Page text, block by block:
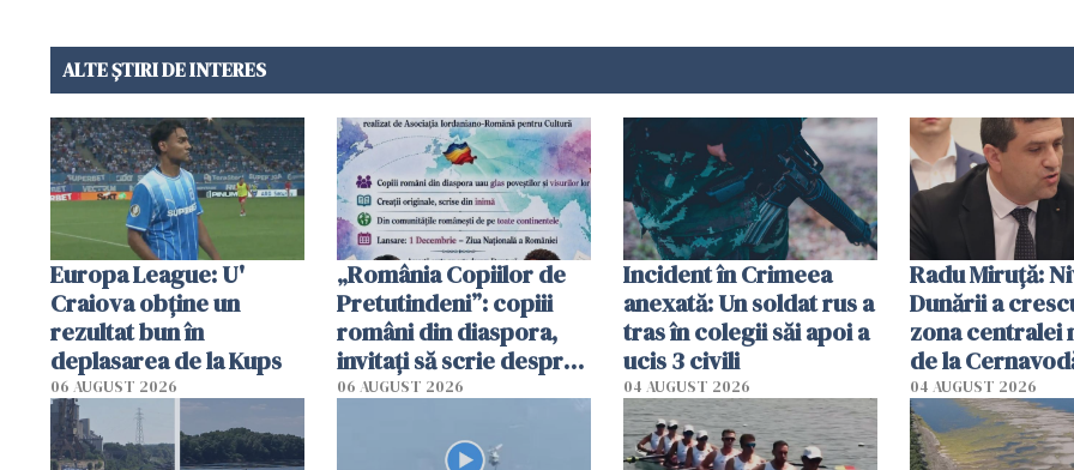
ALTE ȘTIRI DE INTERES
Europa League: U'
Craiova obține un
rezultat bun în
deplasarea de la Kups
06 AUGUST 2026
„România Copiilor de
Pretutindeni”: copiii
români din diaspora,
invitați să scrie despre
România într-un volum
06 AUGUST 2026
Incident în Crimeea
anexată: Un soldat rus a
tras în colegii săi apoi a
ucis 3 civili
04 AUGUST 2026
Radu Miruţă:
Dunării a
zona centralei
de la
cm faţă de
04 AUGUST 2026